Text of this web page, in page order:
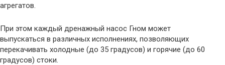
агрегатов.
При этом каждый дренажный насос Гном может
выпускаться в различных исполнениях, позволяющих
перекачивать холодные (до 35 градусов) и горячие (до 60
градусов) стоки.